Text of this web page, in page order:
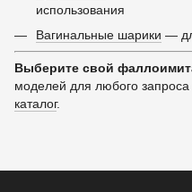
использования
Вагинальные шарики —
Выберите свой
моделей для любого
каталог.